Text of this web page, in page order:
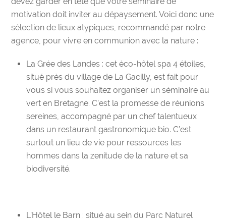
motivation doit inviter au dépaysement. Voici donc une
sélection de lieux atypiques, recommandé par notre
agence, pour vivre en communion avec la nature :
La Grée des Landes : cetéco-hôtel spa 4 étoiles,
situé près du village de La Gacilly, est fait pour
vous si vous souhaitez organiser unséminaire au
vert en Bretagne. C’est la promesse de réunions
sereines, accompagné par un chef talentueux
dans un restaurant gastronomique bio. C’est
surtout un lieu de vie pour ressources les
hommes dans lazenitude de la nature et sa
biodiversité.
L’Hôtel le Barn : situé au sein du Parc Naturel